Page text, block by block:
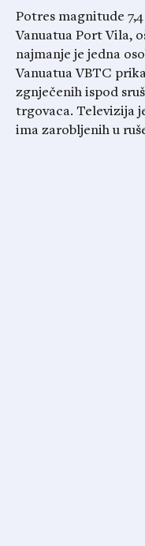
Potres magnitude
Vanuatua Port Vila,
najmanje je jedna
Vanuatua VBTC
zgnječenih ispod
trgovaca. Televizija
ima zarobljenih u